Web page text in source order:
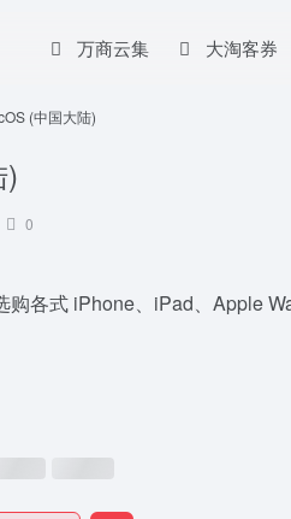
万商云集 大淘客券
(中国大陆)
0
购各式 iPhone、iPad、Apple